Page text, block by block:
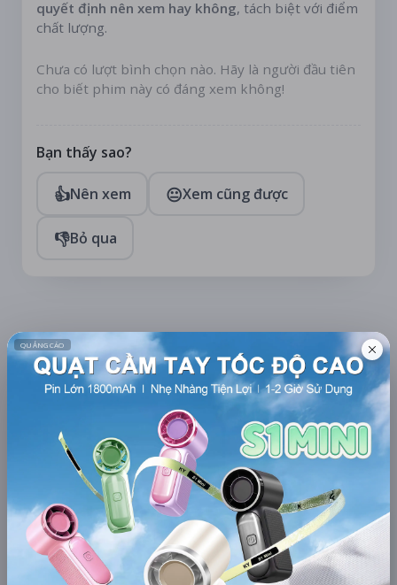
quyết định nên xem hay không, tách biệt với điểm
chất lượng.
Chưa có lượt bình chọn nào. Hãy là người đầu tiên
cho biết phim này có đáng xem không!
Bạn thấy sao?
👍Nên xem 😐Xem cũng được
👎Bỏ qua
TÀI TRỢ
Quạt mini GOOJODOQ 4000
mAh di động
Khuyến mãi + free ship
Xem khuyến mãi
Chi tiết